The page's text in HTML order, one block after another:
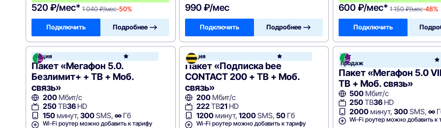
520 ₽/мес* 1 040 ₽/мес-50%
Подключить Подробнее —>
990 ₽/мес
Подключить Подробнее —>
600 ₽/мес* 1 150 ₽/мес-48%
Подключить
Акция МегаФон
Пакет «Мегафон 5.0.
Безлимит+ + ТВ + Моб.
связь»
200Мбит/с
250ТВ36HD
150минут, 300SMS, ∞Гб
Wi-Fi роутер можно добавить к тарифу
Акция
Пакет «Подписка bee
CONTACT 200 + ТВ + Моб.
связь»
200Мбит/с
222ТВ21 HD
1200минут, 1200SMS, 50Гб
Wi-Fi роутер можно добавить к тарифу
Хит
продаж
Пакет «Мегафон 5.0
ТВ + Моб. связь»
500 Мбит/с
250ТВ36 HD
2000минут,300SMS,∞
Wi-Fi роутер можно добавить к